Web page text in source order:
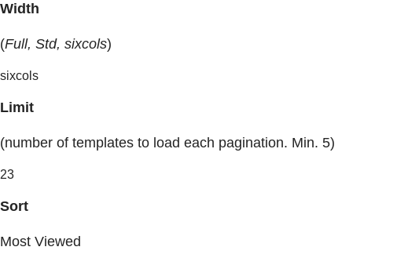
Width
(Full, Std, sixcols)
sixcols
Limit
(number of templates to load each pagination. Min. 5)
23
Sort
Most Viewed